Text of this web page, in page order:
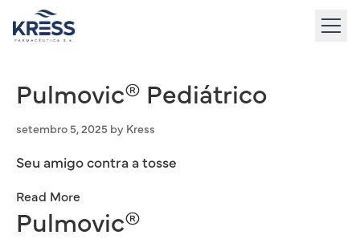
content
Pulmovic® Pediátrico
setembro 5, 2025 by Kress
Seu amigo contra a tosse
Read More
Pulmovic®